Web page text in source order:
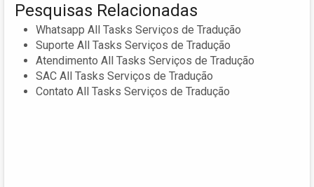
Pesquisas Relacionadas
Whatsapp All Tasks Serviços de Tradução
Suporte All Tasks Serviços de Tradução
Atendimento All Tasks Serviços de Tradução
SAC All Tasks Serviços de Tradução
Contato All Tasks Serviços de Tradução